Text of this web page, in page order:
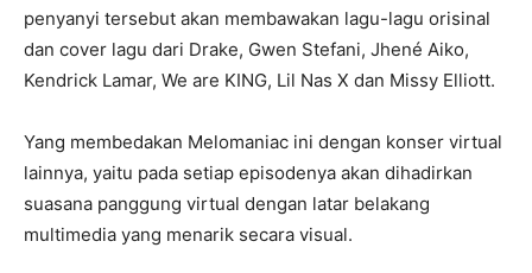
penyanyi tersebut akan membawakan lagu-lagu orisinal
dan cover lagu dari Drake, Gwen Stefani, Jhené Aiko,
Kendrick Lamar, We are KING, Lil Nas X dan Missy Elliott.
Yang membedakan Melomaniac ini dengan konser virtual
lainnya, yaitu pada setiap episodenya akan dihadirkan
suasana panggung virtual dengan latar belakang
multimedia yang menarik secara visual.